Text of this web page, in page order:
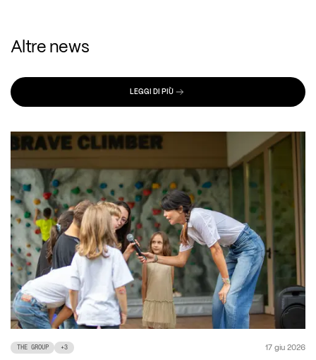
Altre news
LEGGI DI PIÙ
THE GROUP +3 17 giu 2026